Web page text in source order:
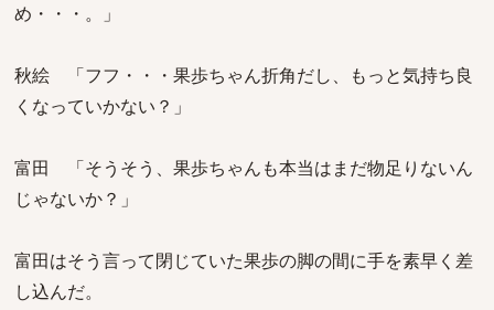
め・・・。」
秋絵 「フフ・・・果歩ちゃん折角だし、もっと気持ち良
くなっていかない？」
富田 「そうそう、果歩ちゃんも本当はまだ物足りないん
じゃないか？」
富田はそう言って閉じていた果歩の脚の間に手を素早く差
し込んだ。